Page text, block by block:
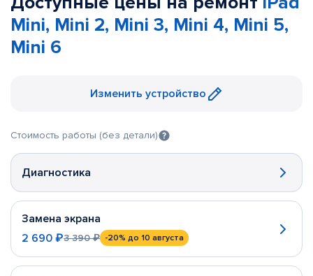
Mini, Mini 2, Mini 3, Mini 4, Mini 5,
Mini 6
Изменить устройство
Стоимость работы (без детали)
Диагностика
Замена экрана
2 690 ₽3 390 ₽ -20% до 10 августа